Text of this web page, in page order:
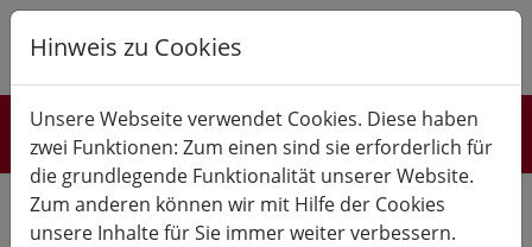
K B
Spannende Ausflugsziele
BURGPLAN IMPRESSIONEN UMGEBUNG
Hinweis zu Cookies
Unsere Webseite verwendet Cookies. Diese haben
zwei Funktionen: Zum einen sind sie erforderlich für
die grundlegende Funktionalität unserer Website.
Zum anderen können wir mit Hilfe der Cookies
unsere Inhalte für Sie immer weiter verbessern.